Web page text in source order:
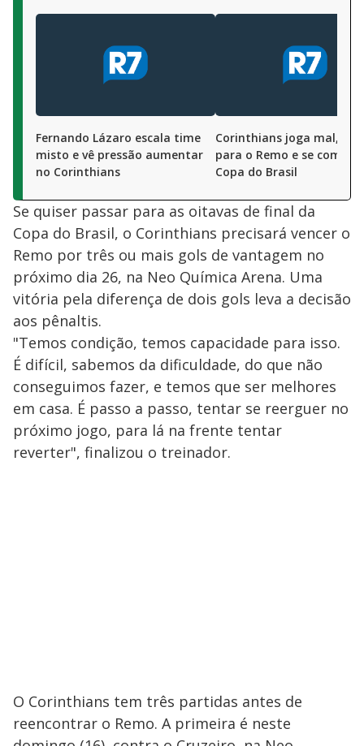
Fernando Lázaro escala time
misto e vê pressão aumentar
no Corinthians
Corinthians joga mal,
para o Remo e se
Copa do Brasil
Se quiser passar para as oitavas de final da
Copa do Brasil, o Corinthians precisará vencer o
Remo por três ou mais gols de vantagem no
próximo dia 26, na Neo Química Arena. Uma
vitória pela diferença de dois gols leva a decisão
aos pênaltis.
"Temos condição, temos capacidade para isso.
É difícil, sabemos da dificuldade, do que não
conseguimos fazer, e temos que ser melhores
em casa. É passo a passo, tentar se reerguer no
próximo jogo, para lá na frente tentar
reverter", finalizou o treinador.
O Corinthians tem três partidas antes de
reencontrar o Remo. A primeira é neste